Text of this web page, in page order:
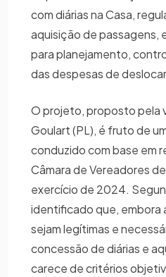
com diárias na Casa,
aquisição de passagens,
para planejamento,
das despesas de
O projeto, proposto pela
Goulart (PL), é fruto de
conduzido com base em
Câmara de Vereadores
exercício de 2024.
identificado que, embora
sejam legítimas e
concessão de diárias e
carece de critérios